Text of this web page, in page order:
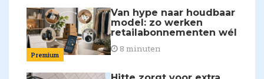
Premium
Van hype naar houdbaar
model: zo werken
retailabonnementen wél
8 minuten